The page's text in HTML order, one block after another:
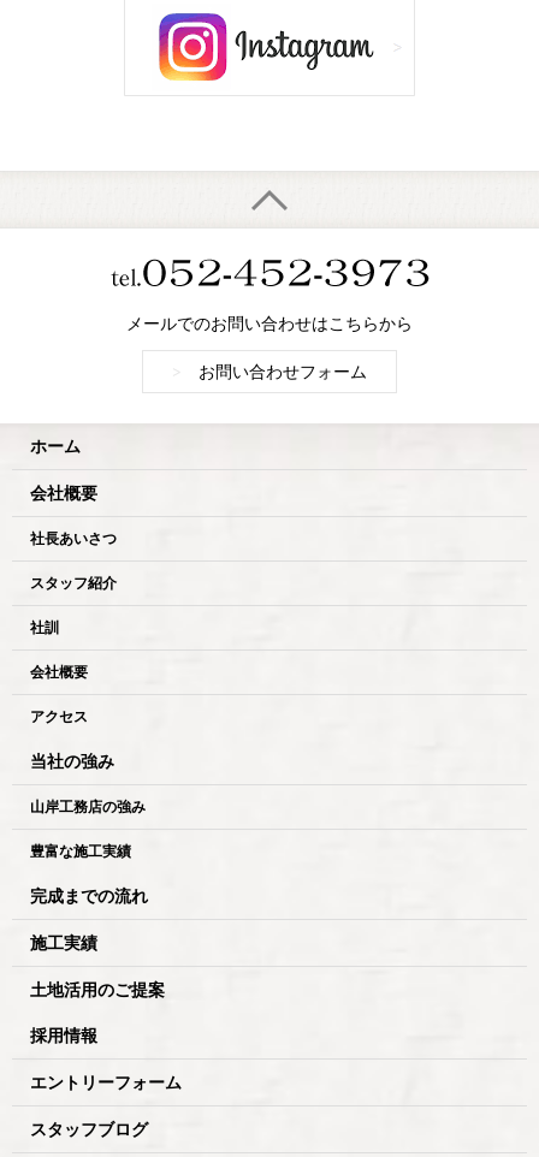
メールでのお問い合わせはこちらから
お問い合わせフォーム
ホーム
会社概要
社長あいさつ
スタッフ紹介
社訓
会社概要
アクセス
当社の強み
山岸工務店の強み
豊富な施工実績
完成までの流れ
施工実績
土地活用のご提案
採用情報
エントリーフォーム
スタッフブログ